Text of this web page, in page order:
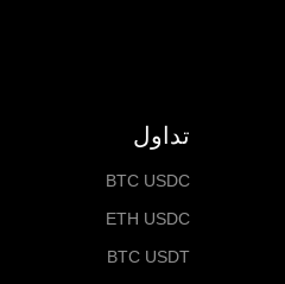
تداول
BTC USDC
ETH USDC
BTC USDT